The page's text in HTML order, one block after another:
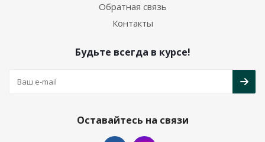
Обратная связь
Контакты
Будьте всегда в курсе!
Оставайтесь на связи